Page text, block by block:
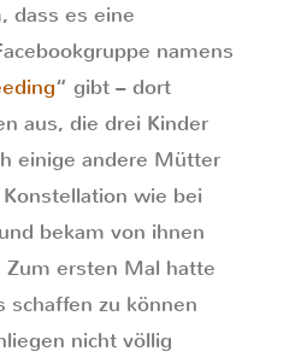
dass es eine
namens
“ gibt – dort
aus, die drei Kinder
einige andere Mütter
wie bei
bekam von ihnen
ersten Mal hatte
schaffen zu können
nicht völlig